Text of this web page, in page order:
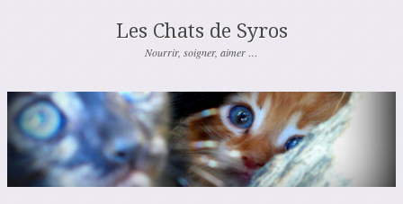
Les Chats de Syros
Nourrir, soigner, aimer …